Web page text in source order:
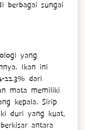
berbagai sungai
yang
Ikan ini
22.3% dari
mata memiliki
kepala. Sirip
duri yang kuat,
antara